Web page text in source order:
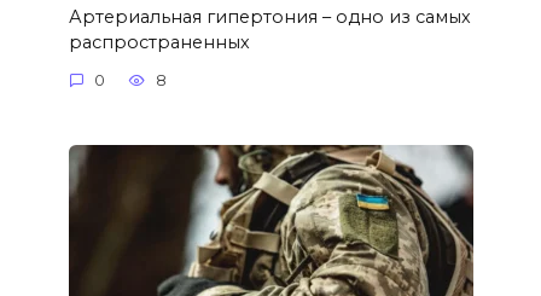
Артериальная гипертония – одно из самых
распространенных
0 8